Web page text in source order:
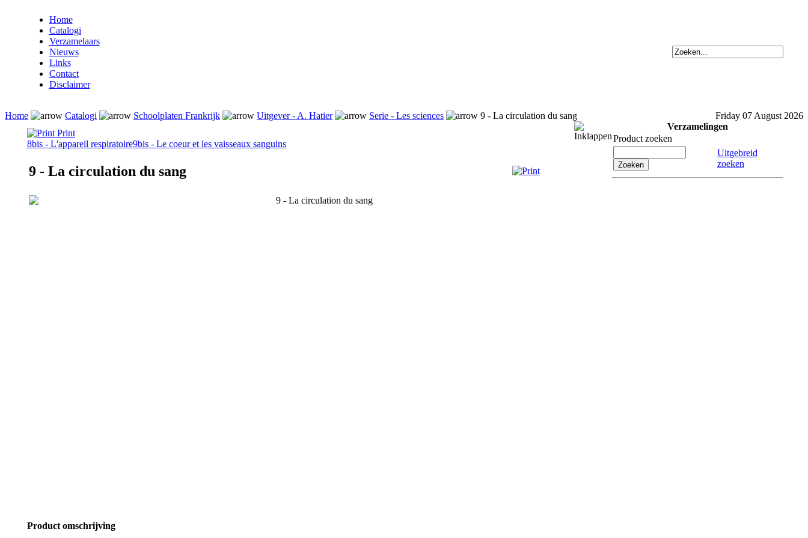
Home
Catalogi
Verzamelaars
Nieuws
Links
Contact
Disclaimer
Home Catalogi Schoolplaten Frankrijk Uitgever - A. Hatier Serie - Les sciences 9 - La circulation du sang
Friday 07 August 2026
Print
8bis - L'appareil respiratoire9bis - Le coeur et les vaisseaux sanguins
9 - La circulation du sang
9 - La circulation du sang
Product omschrijving
Verzamelingen
Product zoeken
Uitgebreid
zoeken